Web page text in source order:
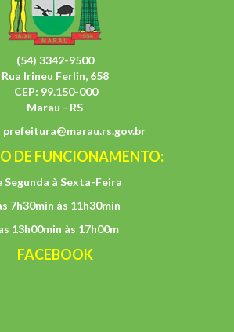
(54) 3342-9500
Rua Irineu Ferlin, 658
CEP: 99.150-000
Marau - RS
prefeitura@marau.rs.gov.br
DE FUNCIONAMENTO:
Segunda à Sexta-Feira
7h30min às 11h30min
13h00min às 17h00m
FACEBOOK